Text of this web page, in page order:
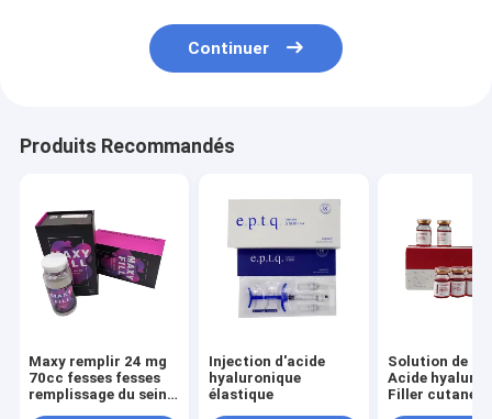
Continuer
Produits Recommandés
Maxy remplir 24 mg
70cc fesses fesses
remplissage du sein
Injection d'acide
hyaluronique
élastique
Solution de
Acide
Filler cutané